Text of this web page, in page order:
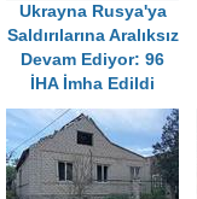
Ukrayna Rusya'ya
Saldırılarına Aralıksız
Devam Ediyor: 96
İHA İmha Edildi